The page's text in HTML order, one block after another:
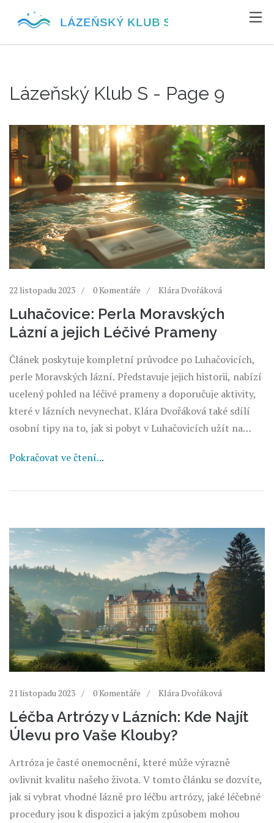
Lázeňský Klub S - Page 9
22 listopadu 2023 0 Komentáře Klára Dvořáková
Luhačovice: Perla Moravských
Lázní a jejich Léčivé Prameny
Článek poskytuje kompletní průvodce po Luhačovicích,
perle Moravských lázní. Představuje jejich historii, nabízí
ucelený pohled na léčivé prameny a doporučuje aktivity,
které v lázních nevynechat. Klára Dvořáková také sdílí
osobní tipy na to, jak si pobyt v Luhačovicích užít na
Pokračovat ve čtení...
21 listopadu 2023 0 Komentáře Klára Dvořáková
Léčba Artrózy v Lázních: Kde Najít
Úlevu pro Vaše Klouby?
Artróza je časté onemocnění, které může výrazně
ovlivnit kvalitu našeho života. V tomto článku se dozvíte,
jak si vybrat vhodné lázně pro léčbu artrózy, jaké léčebné
procedury jsou k dispozici a jakým způsobem mohou